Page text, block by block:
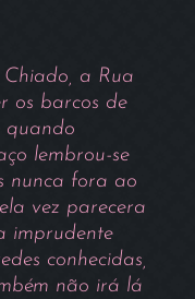
a Rua
os barcos de
quando
lembrou-se
nunca fora ao
vez parecera
imprudente
conhecidas,
não irá lá